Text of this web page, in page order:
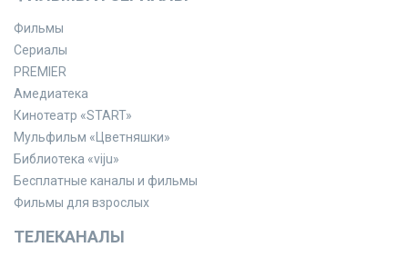
Фильмы
Сериалы
PREMIER
Амедиатека
Кинотеатр «START»
Мульфильм «Цветняшки»
Библиотека «viju»
Бесплатные каналы и фильмы
Фильмы для взрослых
ТЕЛЕКАНАЛЫ